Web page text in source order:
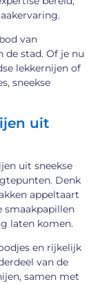
van
de stad. Of je nu
lekkernijen of
sneekse
uit
uit sneekse
Denk
appeltaart
smaakpapillen
laten komen.
en rijkelijk
van de
samen met